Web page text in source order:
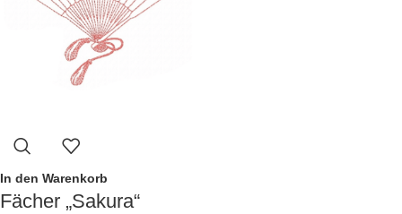
In den Warenkorb
Fächer „Sakura“